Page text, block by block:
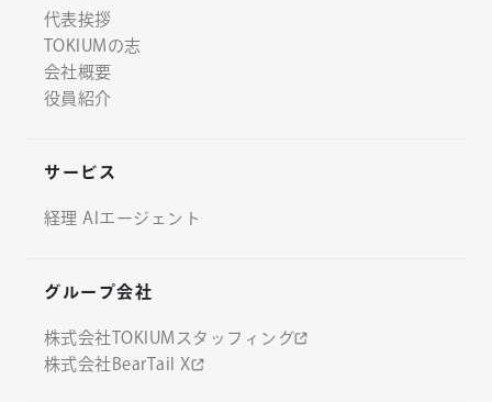
代表挨拶
TOKIUMの志
会社概要
役員紹介
サービス
経理 AIエージェント
グループ会社
株式会社TOKIUMスタッフィング
株式会社BearTail X